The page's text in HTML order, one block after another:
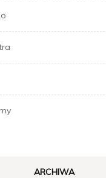
ARCHIWA